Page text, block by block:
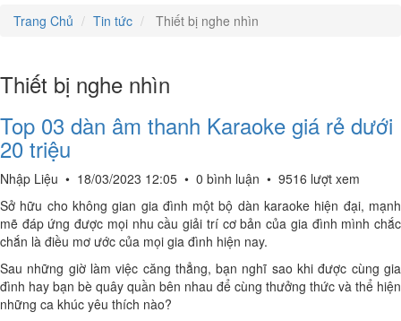
Trang Chủ
Tin tức Thiết bị nghe nhìn
Thiết bị nghe nhìn
Top 03 dàn âm thanh Karaoke giá rẻ dưới
20 triệu
Nhập Liệu • 18/03/2023 12:05 • 0 bình luận • 9516 lượt xem
Sở hữu cho không gian gia đình một bộ dàn karaoke hiện đại, mạnh
mẽ đáp ứng được mọi nhu cầu giải trí cơ bản của gia đình mình chắc
chắn là điều mơ ước của mọi gia đình hiện nay.
Sau những giờ làm việc căng thẳng, bạn nghĩ sao khi được cùng gia
đình hay bạn bè quây quần bên nhau để cùng thưởng thức và thể hiện
những ca khúc yêu thích nào?